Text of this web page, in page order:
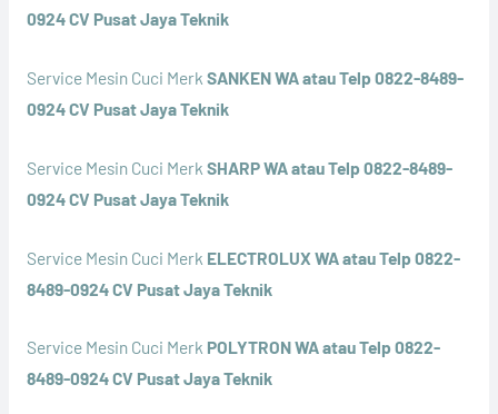
0924 CV Pusat Jaya Teknik
Service Mesin Cuci Merk SANKEN WA atau Telp 0822-8489-
0924 CV Pusat Jaya Teknik
Service Mesin Cuci Merk SHARP WA atau Telp 0822-8489-
0924 CV Pusat Jaya Teknik
Service Mesin Cuci Merk ELECTROLUX WA atau Telp 0822-
8489-0924 CV Pusat Jaya Teknik
Service Mesin Cuci Merk POLYTRON WA atau Telp 0822-
8489-0924 CV Pusat Jaya Teknik